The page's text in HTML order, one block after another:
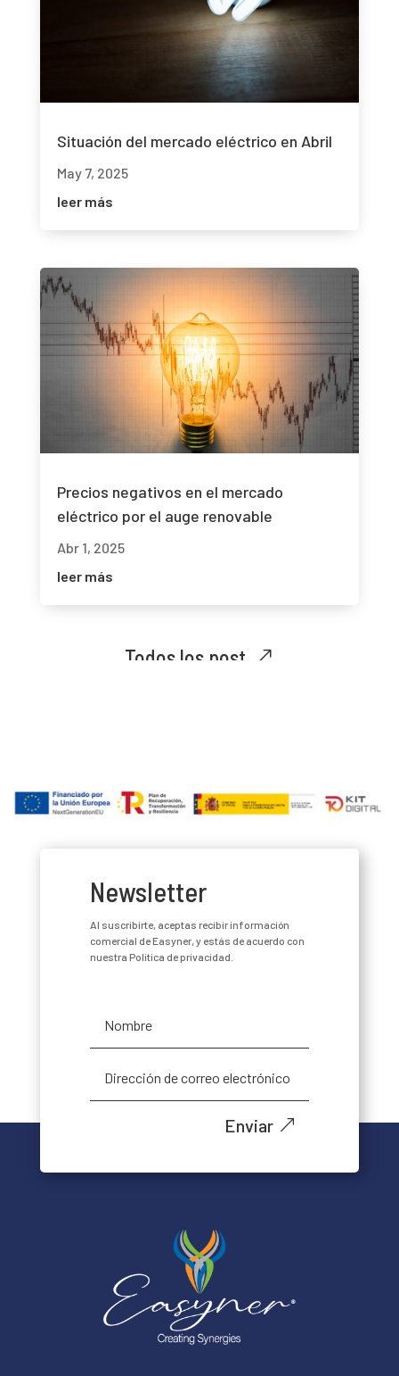
Situación del mercado eléctrico en Abril
May 7, 2025
leer más
Precios negativos en el mercado
eléctrico por el auge renovable
Abr 1, 2025
leer más
Todos los post
Newsletter
Al suscribirte, aceptas recibir información
comercial de Easyner, y estás de acuerdo con
nuestra Política de privacidad.
Enviar